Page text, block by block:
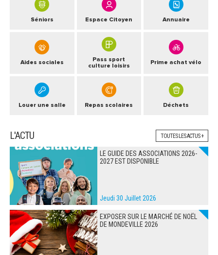
Séniors Espace Citoyen Annuaire
Aides sociales
Pass sport
culture loisirs
Prime achat vélo
Louer une salle Repas scolaires Déchets
L'ACTU TOUTES LES ACTUS +
LE GUIDE DES ASSOCIATIONS 2026-
2027 EST DISPONIBLE
Jeudi 30 Juillet 2026
EXPOSER SUR LE MARCHÉ DE NOËL
DE MONDEVILLE 2026